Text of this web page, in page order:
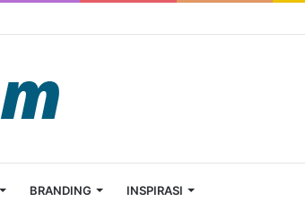
BRANDING INSPIRASI